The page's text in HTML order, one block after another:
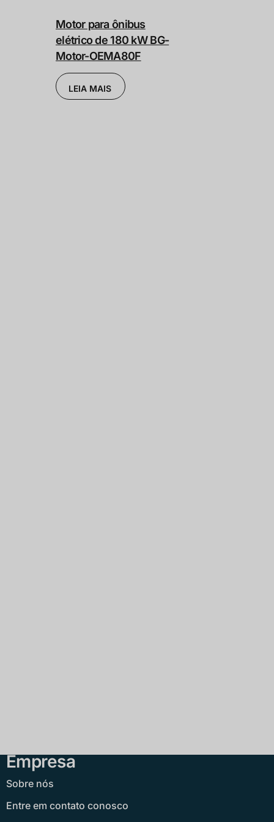
Motor para ônibus
elétrico de 180 kW BG-
Motor-OEMA80F
LEIA MAIS
Empresa
Sobre nós
Entre em contato conosco